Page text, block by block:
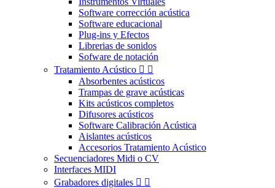
Software corrección acústica
Software educacional
Plug-ins y Efectos
Librerias de sonidos
Sofware de notación
Tratamiento Acústico  
Absorbentes acústicos
Trampas de grave acústicas
Kits acústicos completos
Difusores acústicos
Software Calibración Acústica
Aislantes acústicos
Accesorios Tratamiento Acústico
Secuenciadores Midi o CV
Interfaces MIDI
Grabadores digitales  